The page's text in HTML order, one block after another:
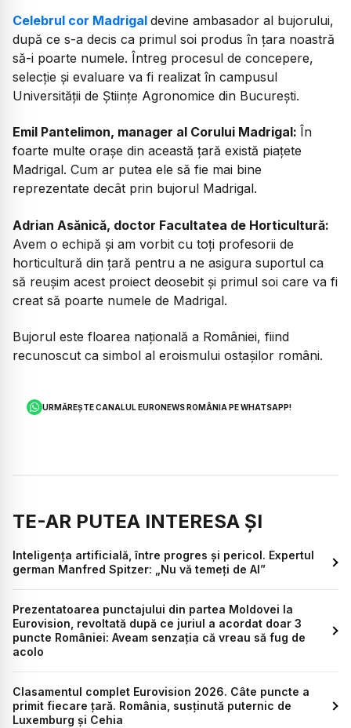
Celebrul cor Madrigal devine ambasador al bujorului,
după ce s-a decis ca primul soi produs în țara noastră
să-i poarte numele. Întreg procesul de concepere,
selecție şi evaluare va fi realizat în campusul
Universităţii de Științe Agronomice din București.
Emil Pantelimon, manager al Corului Madrigal: În
foarte multe orașe din această țară există piațete
Madrigal. Cum ar putea ele să fie mai bine
reprezentate decât prin bujorul Madrigal.
Adrian Asănică, doctor Facultatea de Horticultură:
Avem o echipă și am vorbit cu toți profesorii de
horticultură din țară pentru a ne asigura suportul ca
să reușim acest proiect deosebit și primul soi care va fi
creat să poarte numele de Madrigal.
Bujorul este floarea națională a României, fiind
recunoscut ca simbol al eroismului ostașilor români.
URMĂREȘTE CANALUL EURONEWS ROMÂNIA PE WHATSAPP!
TE-AR PUTEA INTERESA ȘI
Inteligența artificială, între progres și pericol. Expertul
german Manfred Spitzer: „Nu vă temeți de AI”
Prezentatoarea punctajului din partea Moldovei la
Eurovision, revoltată după ce juriul a acordat doar 3
puncte României: Aveam senzația că vreau să fug de
acolo
Clasamentul complet Eurovision 2026. Câte puncte a
primit fiecare țară. România, susținută puternic de
Luxemburg și Cehia